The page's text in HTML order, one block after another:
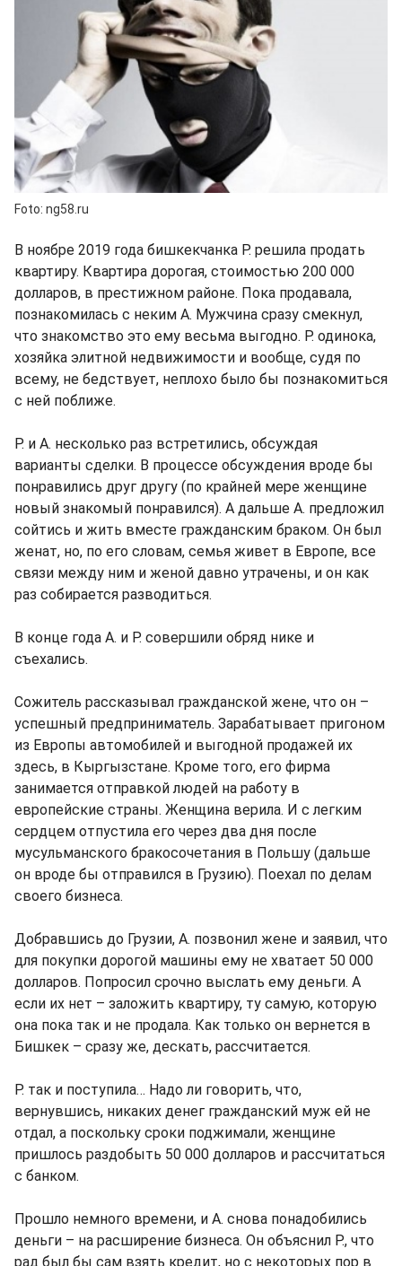
Foto: ng58.ru
В ноябре 2019 года бишкекчанка Р. решила продать
квартиру. Квартира дорогая, стоимостью 200 000
долларов, в престижном районе. Пока продавала,
познакомилась с неким А. Мужчина сразу смекнул,
что знакомство это ему весьма выгодно. Р. одинока,
хозяйка элитной недвижимости и вообще, судя по
всему, не бедствует, неплохо было бы познакомиться
с ней поближе.
Р. и А. несколько раз встретились, обсуждая
варианты сделки. В процессе обсуждения вроде бы
понравились друг другу (по крайней мере женщине
новый знакомый понравился). А дальше А. предложил
сойтись и жить вместе гражданским браком. Он был
женат, но, по его словам, семья живет в Европе, все
связи между ним и женой давно утрачены, и он как
раз собирается разводиться.
В конце года А. и Р. совершили обряд нике и
съехались.
Сожитель рассказывал гражданской жене, что он –
успешный предприниматель. Зарабатывает пригоном
из Европы автомобилей и выгодной продажей их
здесь, в Кыргызстане. Кроме того, его фирма
занимается отправкой людей на работу в
европейские страны. Женщина верила. И с легким
сердцем отпустила его через два дня после
мусульманского бракосочетания в Польшу (дальше
он вроде бы отправился в Грузию). Поехал по делам
своего бизнеса.
Добравшись до Грузии, А. позвонил жене и заявил, что
для покупки дорогой машины ему не хватает 50 000
долларов. Попросил срочно выслать ему деньги. А
если их нет – заложить квартиру, ту самую, которую
она пока так и не продала. Как только он вернется в
Бишкек – сразу же, дескать, рассчитается.
Р. так и поступила… Надо ли говорить, что,
вернувшись, никаких денег гражданский муж ей не
отдал, а поскольку сроки поджимали, женщине
пришлось раздобыть 50 000 долларов и рассчитаться
с банком.
Прошло немного времени, и А. снова понадобились
деньги – на расширение бизнеса. Он объяснил Р., что
рад был бы сам взять кредит, но с некоторых пор в